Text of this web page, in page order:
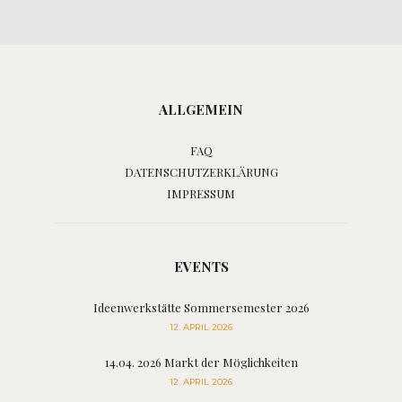
ALLGEMEIN
FAQ
DATENSCHUTZERKLÄRUNG
IMPRESSUM
EVENTS
Ideenwerkstätte Sommersemester 2026
12. APRIL 2026
14.04. 2026 Markt der Möglichkeiten
12. APRIL 2026